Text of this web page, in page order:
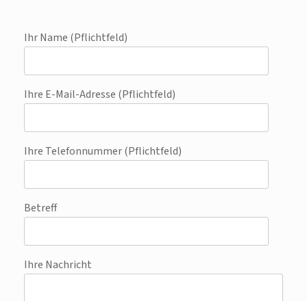
Ihr Name (Pflichtfeld)
Ihre E-Mail-Adresse (Pflichtfeld)
Ihre Telefonnummer (Pflichtfeld)
Betreff
Ihre Nachricht